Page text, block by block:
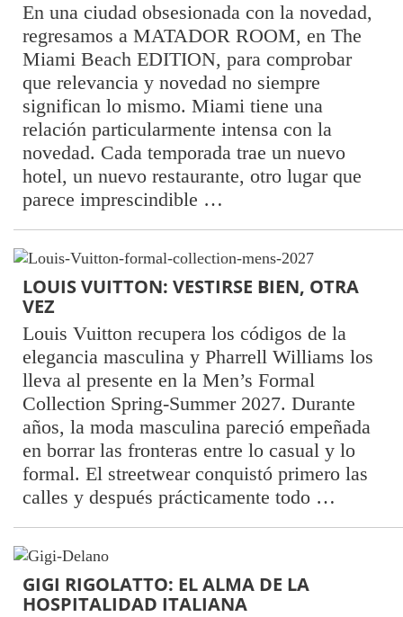
En una ciudad obsesionada con la novedad,
regresamos a MATADOR ROOM, en The
Miami Beach EDITION, para comprobar
que relevancia y novedad no siempre
significan lo mismo. Miami tiene una
relación particularmente intensa con la
novedad. Cada temporada trae un nuevo
hotel, un nuevo restaurante, otro lugar que
parece imprescindible …
LOUIS VUITTON: VESTIRSE BIEN, OTRA
VEZ
Louis Vuitton recupera los códigos de la
elegancia masculina y Pharrell Williams los
lleva al presente en la Men’s Formal
Collection Spring-Summer 2027. Durante
años, la moda masculina pareció empeñada
en borrar las fronteras entre lo casual y lo
formal. El streetwear conquistó primero las
calles y después prácticamente todo …
GIGI RIGOLATTO: EL ALMA DE LA
HOSPITALIDAD ITALIANA